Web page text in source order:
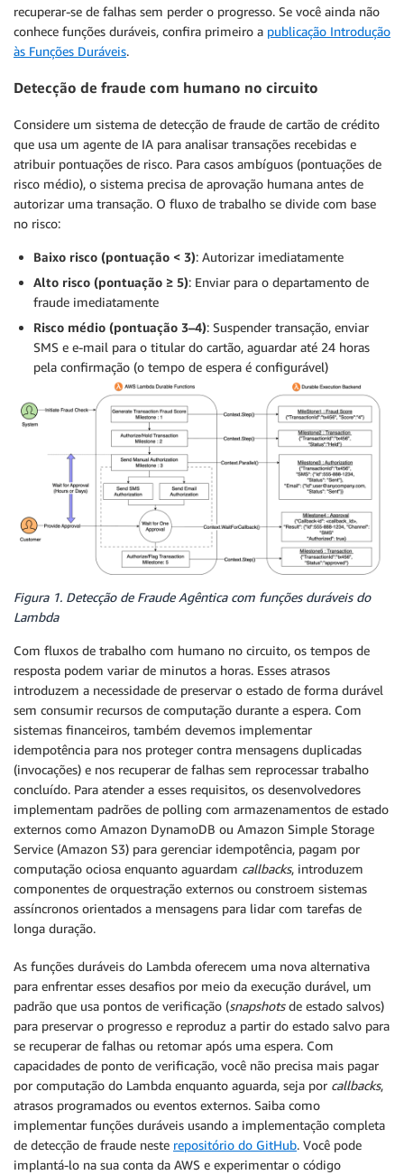
recuperar-se de falhas sem perder o progresso. Se você ainda não
conhece funções duráveis, confira primeiro a publicação Introdução
às Funções Duráveis.
Detecção de fraude com humano no circuito
Considere um sistema de detecção de fraude de cartão de crédito
que usa um agente de IA para analisar transações recebidas e
atribuir pontuações de risco. Para casos ambíguos (pontuações de
risco médio), o sistema precisa de aprovação humana antes de
autorizar uma transação. O fluxo de trabalho se divide com base
no risco:
Baixo risco (pontuação < 3): Autorizar imediatamente
Alto risco (pontuação ≥ 5): Enviar para o departamento de
fraude imediatamente
Risco médio (pontuação 3–4): Suspender transação, enviar
SMS e e-mail para o titular do cartão, aguardar até 24 horas
pela confirmação (o tempo de espera é configurável)
Figura 1. Detecção de Fraude Agêntica com funções duráveis do
Lambda
Com fluxos de trabalho com humano no circuito, os tempos de
resposta podem variar de minutos a horas. Esses atrasos
introduzem a necessidade de preservar o estado de forma durável
sem consumir recursos de computação durante a espera. Com
sistemas financeiros, também devemos implementar
idempotência para nos proteger contra mensagens duplicadas
(invocações) e nos recuperar de falhas sem reprocessar trabalho
concluído. Para atender a esses requisitos, os desenvolvedores
implementam padrões de polling com armazenamentos de estado
externos como Amazon DynamoDB ou Amazon Simple Storage
Service (Amazon S3) para gerenciar idempotência, pagam por
computação ociosa enquanto aguardam callbacks, introduzem
componentes de orquestração externos ou constroem sistemas
assíncronos orientados a mensagens para lidar com tarefas de
longa duração.
As funções duráveis do Lambda oferecem uma nova alternativa
para enfrentar esses desafios por meio da execução durável, um
padrão que usa pontos de verificação (snapshotsde estado salvos)
para preservar o progresso e reproduz a partir do estado salvo para
se recuperar de falhas ou retomar após uma espera. Com
capacidades de ponto de verificação, você não precisa mais pagar
por computação do Lambda enquanto aguarda, seja por callbacks,
atrasos programados ou eventos externos. Saiba como
implementar funções duráveis usando a implementação completa
de detecção de fraude neste repositório do GitHub. Você pode
implantá-lo na sua conta da AWS e experimentar o código